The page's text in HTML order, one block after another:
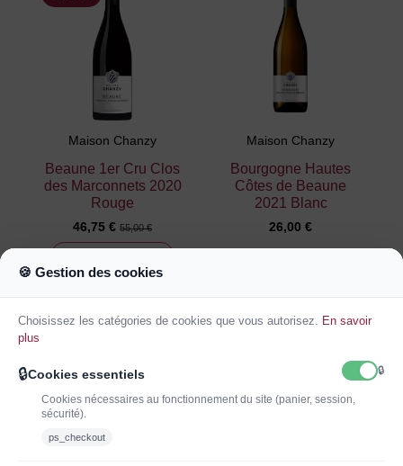
Maison Chanzy
Beaune 1er Cru Clos
des Marconnets 2020
Rouge
46,75 €55,00 €
Ajouter au
panier
Maison Chanzy
Bourgogne Hautes
Côtes de Beaune
2021 Blanc
26,00 €
Ajouter au
panier
🍪 Gestion des cookies
Choisissez les catégories de cookies que vous autorisez. En savoir
plus
🔒Cookies essentiels 🔒
Cookies nécessaires au fonctionnement du site (panier, session,
sécurité).
ps_checkout